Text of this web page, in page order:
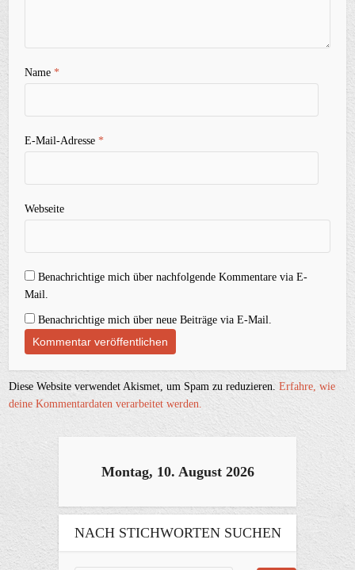
Name*
E-Mail-Adresse*
Webseite
Benachrichtige mich über nachfolgende Kommentare via E-
Mail.
Benachrichtige mich über neue Beiträge via E-Mail.
Diese Website verwendet Akismet, um Spam zu reduzieren.Erfahre, wie
deine Kommentardaten verarbeitet werden.
Montag, 10. August 2026
NACH STICHWORTEN SUCHEN